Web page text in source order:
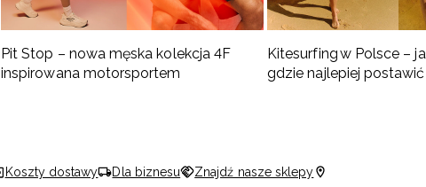
Pit Stop – nowa męska kolekcja 4F
inspirowana motorsportem
Kitesurfing w Polsce –
gdzie najlepiej
Koszty dostawy Dla biznesu Znajdź nasze sklepy